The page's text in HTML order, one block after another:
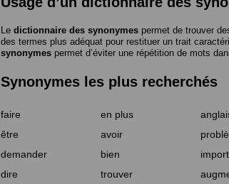
Le dictionnaire des synonymes permet de trouver
des termes plus adéquat pour restituer un trait
synonymes permet d’éviter une répétition de mots
Synonymes les plus recherchés
faire en plus
être
avoir
demander
bien
dire
trouver